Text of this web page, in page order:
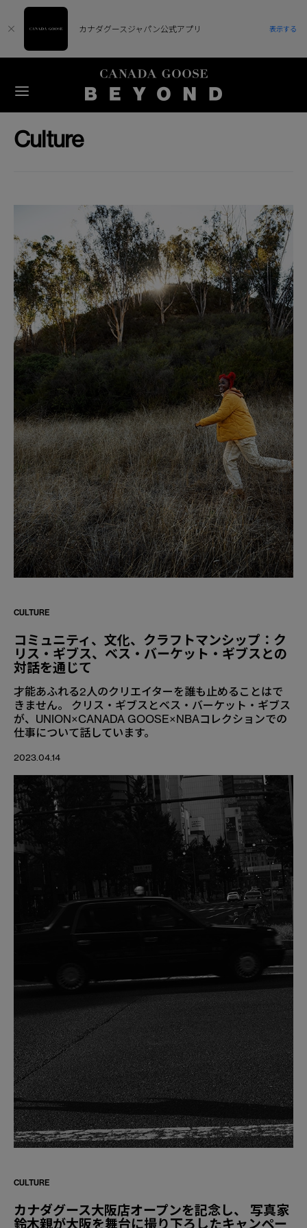
Culture
CULTURE
コミュニティ、文化、クラフトマンシップ：ク
リス・ギブス、ベス・バーケット・ギブスとの
対話を通じて
才能あふれる2人のクリエイターを誰も止めることはで
きません。 クリス・ギブスとベス・バーケット・ギブス
が、UNION×CANADA GOOSE×NBAコレクションでの
仕事について話しています。
2023.04.14
CULTURE
カナダグース大阪店オープンを記念し、 写真家
鈴木親が大阪を舞台に撮り下ろしたキャンペー
カナダグースジャパン公式アプリ 表示する